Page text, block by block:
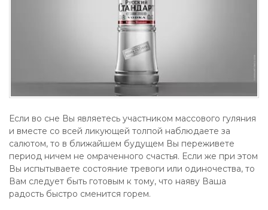
Если во сне Вы являетесь участником массового гуляния
и вместе со всей ликующей толпой наблюдаете за
салютом, то в ближайшем будущем Вы переживете
период ничем не омраченного счастья. Если же при этом
Вы испытываете состояние тревоги или одиночества, то
Вам следует быть готовым к тому, что наяву Ваша
радость быстро сменится горем.